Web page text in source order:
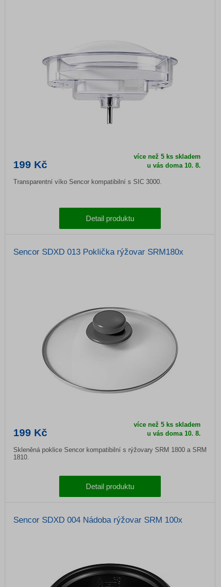
199 Kč
více než 5 ks skladem
u vás doma10. 8.
Transparentní víko Sencor kompatibilní s SIC 3000.
Detail produktu
Sencor SDXD 013 Poklička rýžovar SRM180x
199 Kč
více než 5 ks skladem
u vás doma10. 8.
Skleněná poklice Sencor kompatibilní s rýžovary SRM 1800 a SRM
1810.
Detail produktu
Sencor SDXD 004 Nádoba rýžovar SRM 100x